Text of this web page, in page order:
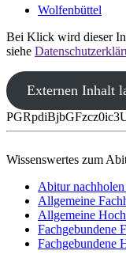
Wolfenbüttel
Bei Klick wird dieser
siehe
Externen Inhalt
Wissenswertes zum
Abitur
Allgemeine
Allgemeine
Fachgebundene
Fachgebundene